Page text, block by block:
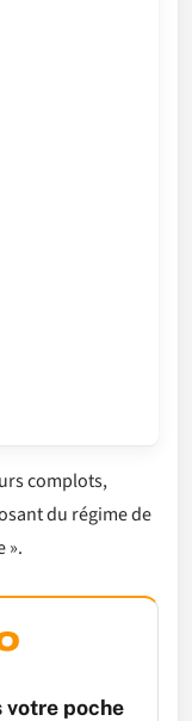
complots,
du régime de
».
votre poche